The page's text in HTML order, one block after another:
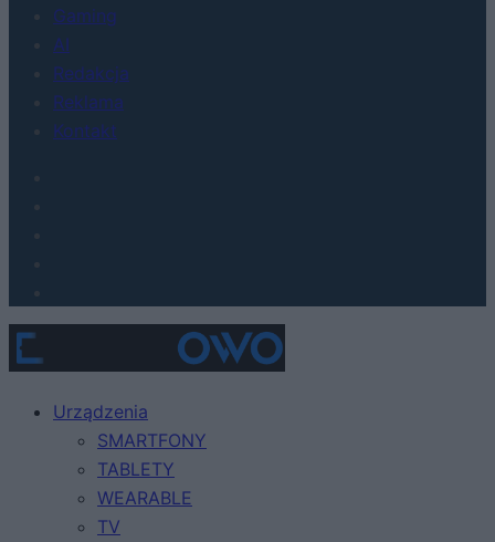
Gaming
AI
Redakcja
Reklama
Kontakt
Urządzenia
SMARTFONY
TABLETY
WEARABLE
TV